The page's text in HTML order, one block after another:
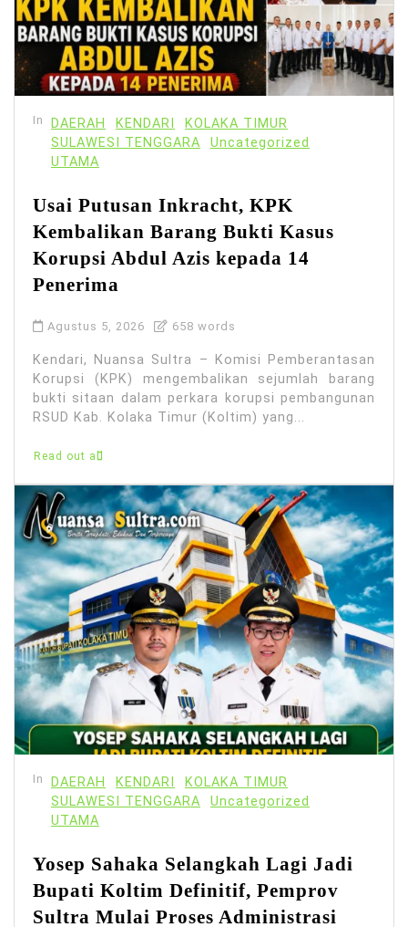
In DAERAH KENDARI
KOLAKA TIMUR
SULAWESI TENGGARA
Uncategorized
UTAMA
Usai Putusan Inkracht, KPK
Kembalikan Barang Bukti Kasus
Korupsi Abdul Azis kepada 14
Penerima
Agustus 5, 2026 658 words
Kendari, Nuansa Sultra – Komisi Pemberantasan
Korupsi (KPK) mengembalikan sejumlah barang
bukti sitaan dalam perkara korupsi pembangunan
RSUD Kab. Kolaka Timur (Koltim) yang...
Read out all
In DAERAH KENDARI
KOLAKA TIMUR
SULAWESI TENGGARA
Uncategorized
UTAMA
Yosep Sahaka Selangkah Lagi Jadi
Bupati Koltim Definitif, Pemprov
Sultra Mulai Proses Administrasi